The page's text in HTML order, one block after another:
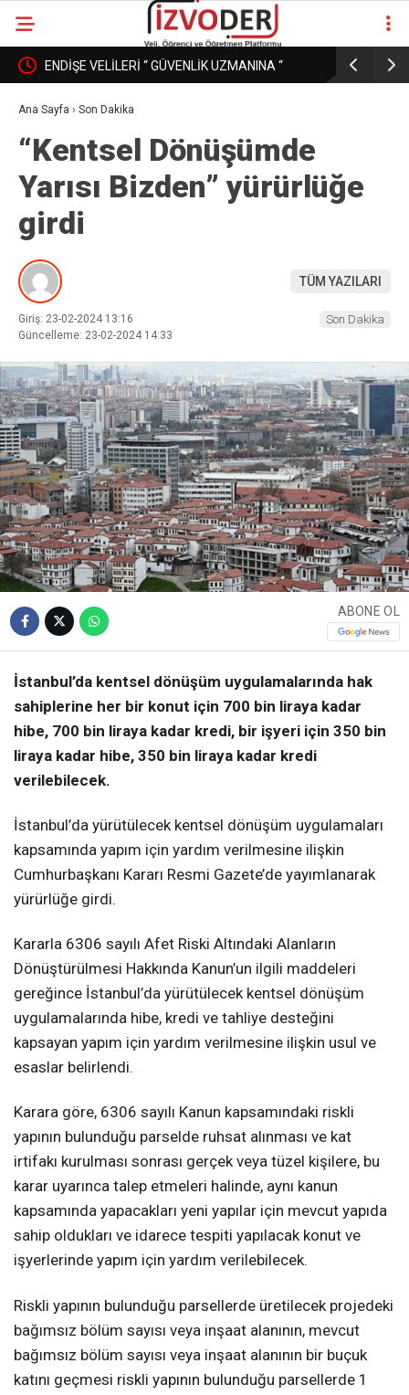
ENDİŞE VELİLERİ “ GÜVENLİK UZMANINA “
DÖNÜŞÜRKEN
EĞİTİM
Ana Sayfa › Son Dakika
“Kentsel Dönüşümde
Yarısı Bizden” yürürlüğe
girdi
TÜM YAZILARI
Giriş: 23-02-2024 13:16
Güncelleme: 23-02-2024 14:33
Son Dakika
ABONE OL
İstanbul’da kentsel dönüşüm uygulamalarında hak
sahiplerine her bir konut için 700 bin liraya kadar
hibe, 700 bin liraya kadar kredi, bir işyeri için 350 bin
liraya kadar hibe, 350 bin liraya kadar kredi
verilebilecek.
İstanbul’da yürütülecek kentsel dönüşüm uygulamaları
kapsamında yapım için yardım verilmesine ilişkin
Cumhurbaşkanı Kararı Resmi Gazete’de yayımlanarak
yürürlüğe girdi.
Kararla 6306 sayılı Afet Riski Altındaki Alanların
Dönüştürülmesi Hakkında Kanun’un ilgili maddeleri
gereğince İstanbul’da yürütülecek kentsel dönüşüm
uygulamalarında hibe, kredi ve tahliye desteğini
kapsayan yapım için yardım verilmesine ilişkin usul ve
esaslar belirlendi.
Karara göre, 6306 sayılı Kanun kapsamındaki riskli
yapının bulunduğu parselde ruhsat alınması ve kat
irtifakı kurulması sonrası gerçek veya tüzel kişilere, bu
karar uyarınca talep etmeleri halinde, aynı kanun
kapsamında yapacakları yeni yapılar için mevcut yapıda
sahip oldukları ve idarece tespiti yapılacak konut ve
işyerlerinde yapım için yardım verilebilecek.
Riskli yapının bulunduğu parsellerde üretilecek projedeki
bağımsız bölüm sayısı veya inşaat alanının, mevcut
bağımsız bölüm sayısı veya inşaat alanının bir buçuk
katını geçmesi riskli yapının bulunduğu parsellerde 1